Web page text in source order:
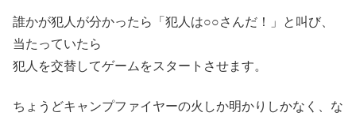
誰かが犯人が分かったら「犯人は○○さんだ！」と叫び、
当たっていたら
犯人を交替してゲームをスタートさせます。
ちょうどキャンプファイヤーの火しか明かりしかなく、な